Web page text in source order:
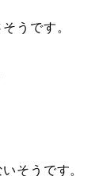
うです。
そうです。